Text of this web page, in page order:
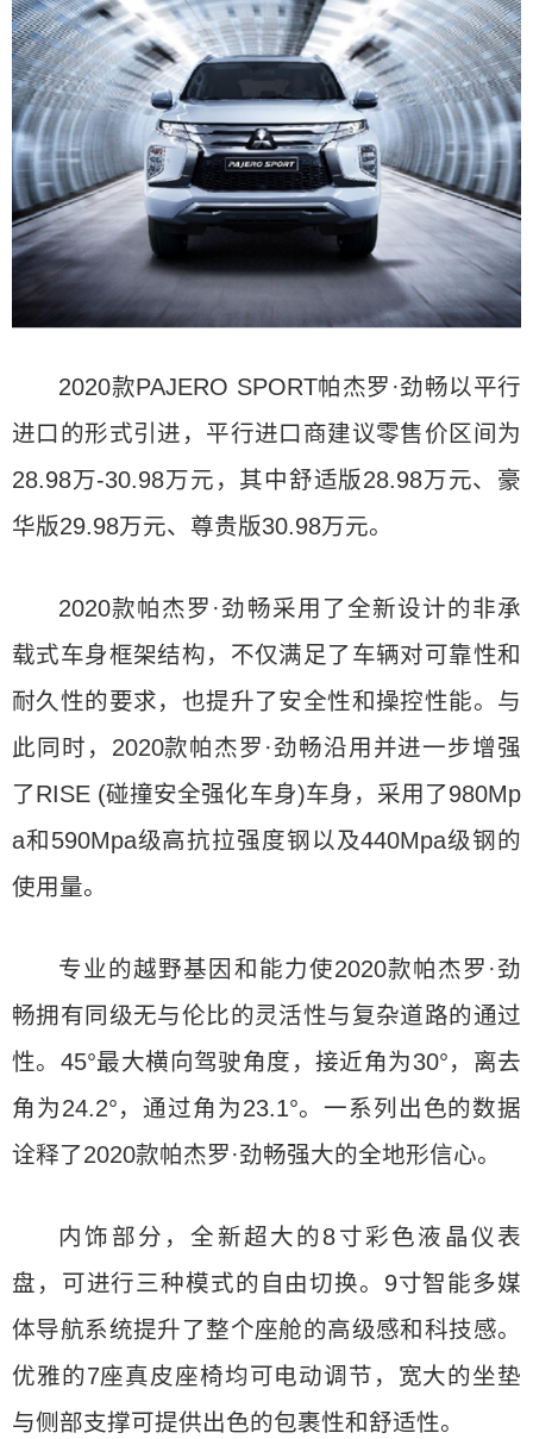
2020款PAJERO SPORT帕杰罗·劲畅以平行
进口的形式引进，平行进口商建议零售价区间为
28.98万-30.98万元，其中舒适版28.98万元、豪
华版29.98万元、尊贵版30.98万元。
2020款帕杰罗·劲畅采用了全新设计的非承
载式车身框架结构，不仅满足了车辆对可靠性和
耐久性的要求，也提升了安全性和操控性能。与
此同时，2020款帕杰罗·劲畅沿用并进一步增强
了RISE (碰撞安全强化车身)车身，采用了980Mp
a和590Mpa级高抗拉强度钢以及440Mpa级钢的
使用量。
专业的越野基因和能力使2020款帕杰罗·劲
畅拥有同级无与伦比的灵活性与复杂道路的通过
性。45°最大横向驾驶角度，接近角为30°，离去
角为24.2°，通过角为23.1°。一系列出色的数据
诠释了2020款帕杰罗·劲畅强大的全地形信心。
内饰部分，全新超大的8寸彩色液晶仪表
盘，可进行三种模式的自由切换。9寸智能多媒
体导航系统提升了整个座舱的高级感和科技感。
优雅的7座真皮座椅均可电动调节，宽大的坐垫
与侧部支撑可提供出色的包裹性和舒适性。